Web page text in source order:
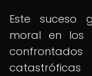
Este suceso
moral en los